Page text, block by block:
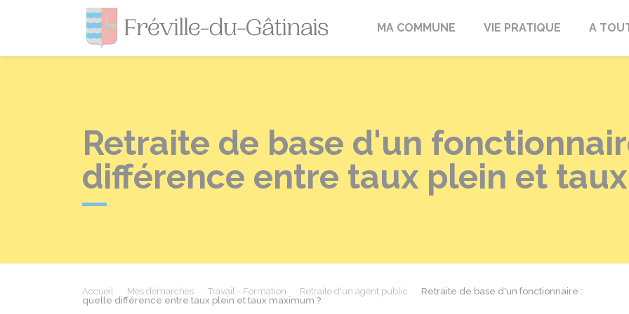
Fréville-du-Gâtinais
MA COMMUNE VIE PRATIQUE A
Retraite de base d'un
différence entre taux plein et
Accueil Mes démarches Travail - Formation Retraite d'un agent public
Retraite de base d'un fonctionnaire :
quelle différence entre taux plein et taux maximum ?